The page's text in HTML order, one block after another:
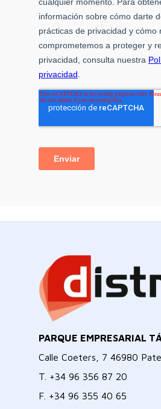
PARQUE EMPRESARIAL
Calle Coeters, 7 46980
T. +34 96 356 87 20
F. +34 96 355 40 65